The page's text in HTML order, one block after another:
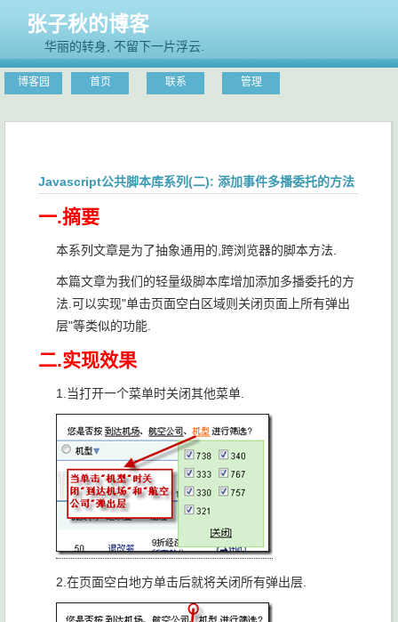
张子秋的博客
华丽的转身, 不留下一片浮云.
博客园 首页 联系 管理
Javascript公共脚本库系列(二): 添加事件多播委托的方法
一.摘要
本系列文章是为了抽象通用的,跨浏览器的脚本方法.
本篇文章为我们的轻量级脚本库增加添加多播委托的方
法.可以实现"单击页面空白区域则关闭页面上所有弹出
层"等类似的功能.
二.实现效果
1.当打开一个菜单时关闭其他菜单.
2.在页面空白地方单击后就将关闭所有弹出层.